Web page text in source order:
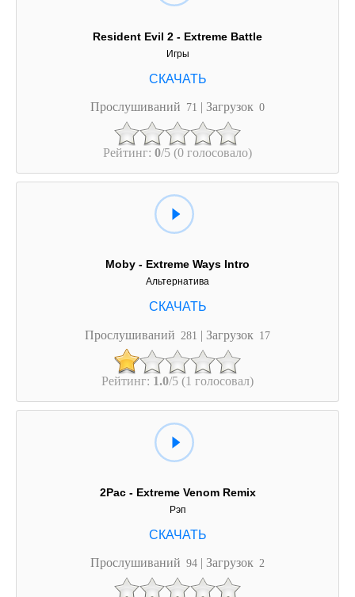
Resident Evil 2 - Extreme Battle
Игры
Прослушиваний 71 | Загрузок 0
Рейтинг: 0/5 (0 голосовало)
Moby - Extreme Ways Intro
Альтернатива
Прослушиваний 281 | Загрузок 17
Рейтинг: 1.0/5 (1 голосовал)
2Pac - Extreme Venom Remix
Рэп
Прослушиваний 94 | Загрузок 2